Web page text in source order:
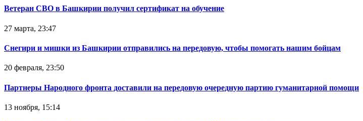
Ветеран СВО в Башкирии получил сертификат на обучение
27 марта, 23:47
Снегири и мишки из Башкирии отправились на передовую, чтобы помогать нашим бойцам
20 февраля, 23:50
Партнеры Народного фронта доставили на передовую очередную партию гуманитарной помощи
13 ноября, 15:14